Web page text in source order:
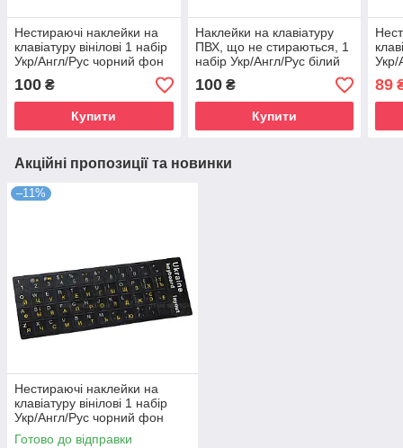
Нестираючі наклейки на
клавіатуру вінілові 1 набір
Укр/Англ/Рус чорний фон
100 ₴
Купити
Наклейки на клавіатуру
ПВХ, що не стираються, 1
набір Укр/Англ/Рус білий
100₴
Купити
Укр/
89
Акційні пропозиції та новинки
–11%
Нестираючі наклейки на
клавіатуру вінілові 1 набір
Укр/Англ/Рус чорний фон
біло-жовті літери
Готово до відправки